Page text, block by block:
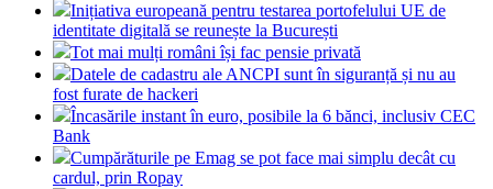
Inițiativa europeană pentru testarea portofelului UE de
identitate digitală se reunește la București
Tot mai mulți români își fac pensie privată
Datele de cadastru ale ANCPI sunt în siguranță și nu au
fost furate de hackeri
Încasările instant în euro, posibile la 6 bănci, inclusiv CEC
Bank
Cumpărăturile pe Emag se pot face mai simplu decât cu
cardul, prin Ropay